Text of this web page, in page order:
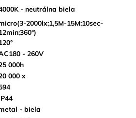
- neutrálna biela
2000lx;1,5M-15M;10sec-
- 260V
000h
000 x
- biela